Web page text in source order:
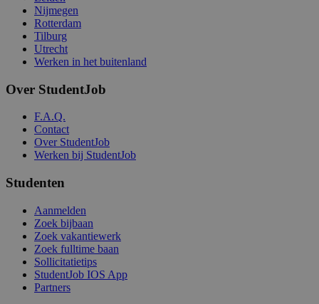
Nijmegen
Rotterdam
Tilburg
Utrecht
Werken in het buitenland
Over StudentJob
F.A.Q.
Contact
Over StudentJob
Werken bij StudentJob
Studenten
Aanmelden
Zoek bijbaan
Zoek vakantiewerk
Zoek fulltime baan
Sollicitatietips
StudentJob IOS App
Partners